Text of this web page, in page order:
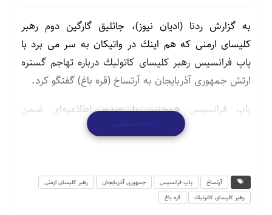
به گزارش ردنا (ادیان نیوز)، جاثلیق گارگین دوم رهبر
كلیسای ارمنی كه هم اینك در واتیكان به سر می برد با
پاپ فرانسیس رهبر كلیسای كاتولیك درباره تهاجم گستره
ارتش جمهوری آذربایجان به آرتساخ (قره باغ) گفتگو كرد.
پاپ فرانسیس همچنین با صدور اطلاعیه‌ای ضمن
درخواست برقراری صلح در قفقاز بكارگیری نیروی قهریه
برای حل مناقشه قره باغ را نفی كرد.
Ամենայն Հայոց Կաթողիկոսը հանդիպել է
Հռոմի Պապին. Քննարկել են Ադրբեջանի
ادامه مطلب
آرتساخ پاپ فرانسیس جمهوری آذربایجان
رهبر كلیسای ارمنی
رهبر كلیسای كاتولیك
قره باغ